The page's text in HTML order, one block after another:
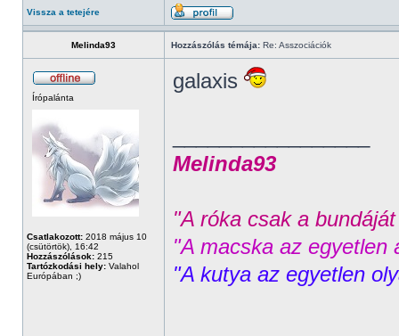
Vissza a tetejére
Melinda93 Hozzászólás témája: Re: Asszociációk
Írópalánta
Csatlakozott: 2018 május 10
(csütörtök), 16:42
Hozzászólások: 215
Tartózkodási hely: Valahol
Európában ;)
galaxis
Melinda93
"A róka csak a
"A macska az egyetlen
"A kutya az egyetlen